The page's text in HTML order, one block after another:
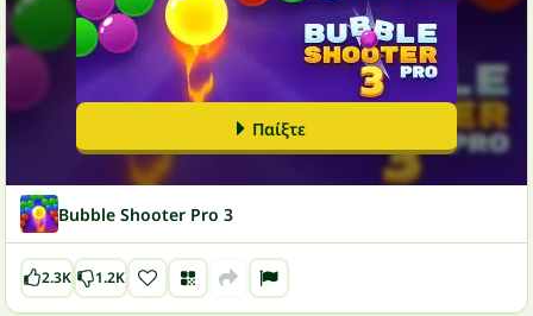
Παίξτε
Bubble Shooter Pro 3
2.3K 1.2K